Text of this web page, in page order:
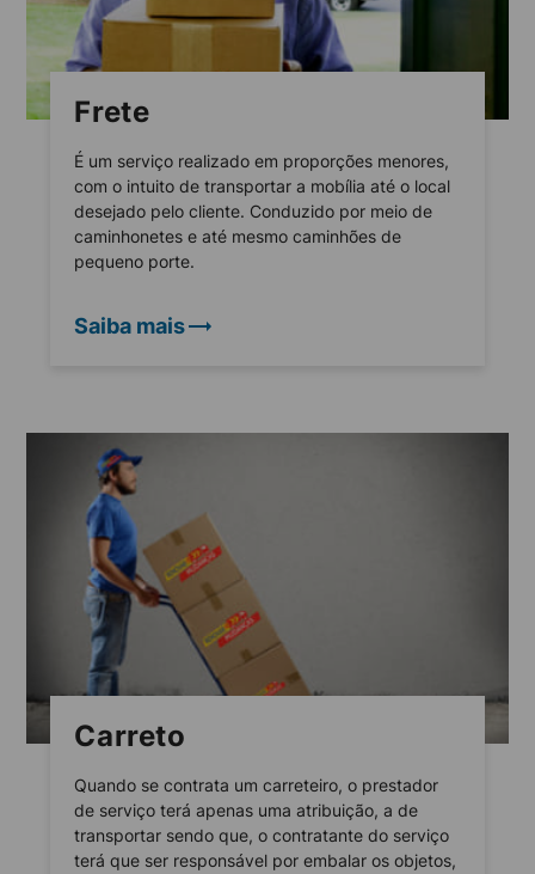
Frete
É um serviço realizado em proporções menores,
com o intuito de transportar a mobília até o local
desejado pelo cliente. Conduzido por meio de
caminhonetes e até mesmo caminhões de
pequeno porte.
Saiba mais
Carreto
Quando se contrata um carreteiro, o prestador
de serviço terá apenas uma atribuição, a de
transportar sendo que, o contratante do serviço
terá que ser responsável por embalar os objetos,